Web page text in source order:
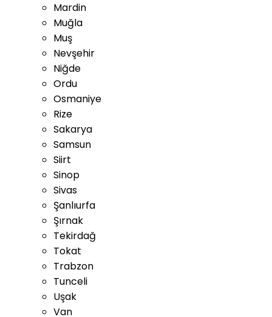
Mardin
Muğla
Muş
Nevşehir
Niğde
Ordu
Osmaniye
Rize
Sakarya
Samsun
Siirt
Sinop
Sivas
Şanlıurfa
Şırnak
Tekirdağ
Tokat
Trabzon
Tunceli
Uşak
Van